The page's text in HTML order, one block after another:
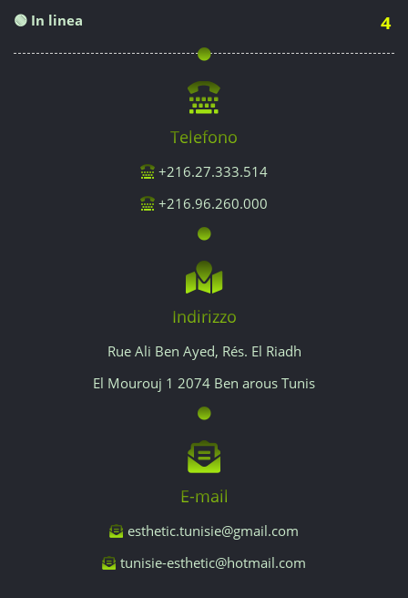
🟢 In linea 4
Telefono
+216.27.333.514
+216.96.260.000
Indirizzo
Rue Ali Ben Ayed, Rés. El Riadh
El Mourouj 1 2074 Ben arous Tunis
E-mail
esthetic.tunisie@gmail.com
tunisie-esthetic@hotmail.com